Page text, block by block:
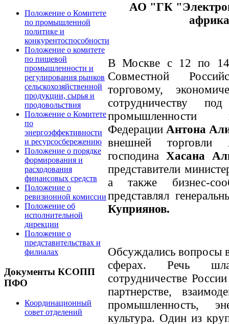
Положение о Комитете
по промышленной
политике и
конкурентоспособности
Положение о комитете
по пищевой
промышленности и
регулирования рынков
сельскохозяйственной
продукции, сырья и
продовольствия
Положение о Комитете
по
энергоэффективности
и ресурсосбережению
Положение о порядке
формирования и
расходования
финансовых средств
Положение о
ревизионной комиссии
Положение об
исполнительной
дирекции
Положение о
представительствах и
филиалах
Документы КСОПП
ПФО
Координационный
совет отделений
АО "ГК
В Москве с 12 по 14
Совместной
торговому,
сотрудничеству
ФедерацииАнтона
внешней торговли
господинаХасана
представители
а также бизнес-
представлял
Куприянов.
Обсуждались вопросы
сферах. Речь шла
сотрудничестве
партнерстве,
промышленность,
культура. Один из